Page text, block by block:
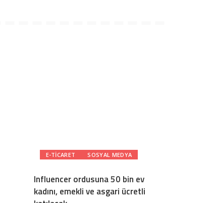
E-TICARET SOSYAL MEDYA
Influencer ordusuna 50 bin ev
kadını, emekli ve asgari ücretli